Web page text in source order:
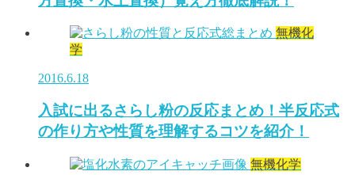
無機化
学
2016.6.18
入試に出るさらし粉の反応まとめ！半反応式
の作り方や性質を理解するコツを紹介！
無機化学